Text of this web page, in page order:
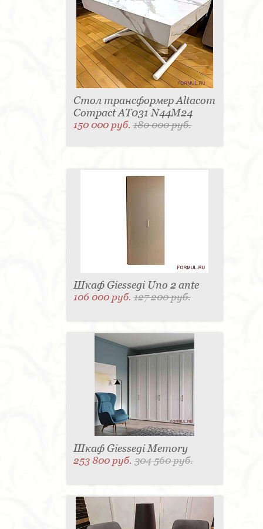
Стол трансформер Altacom
Compact AT031 N44M24
150 000 руб.180 000 руб.
Шкаф Giessegi Uno 2 ante
106 000 руб.127 200 руб.
Шкаф Giessegi Memory
253 800 руб.304 560 руб.